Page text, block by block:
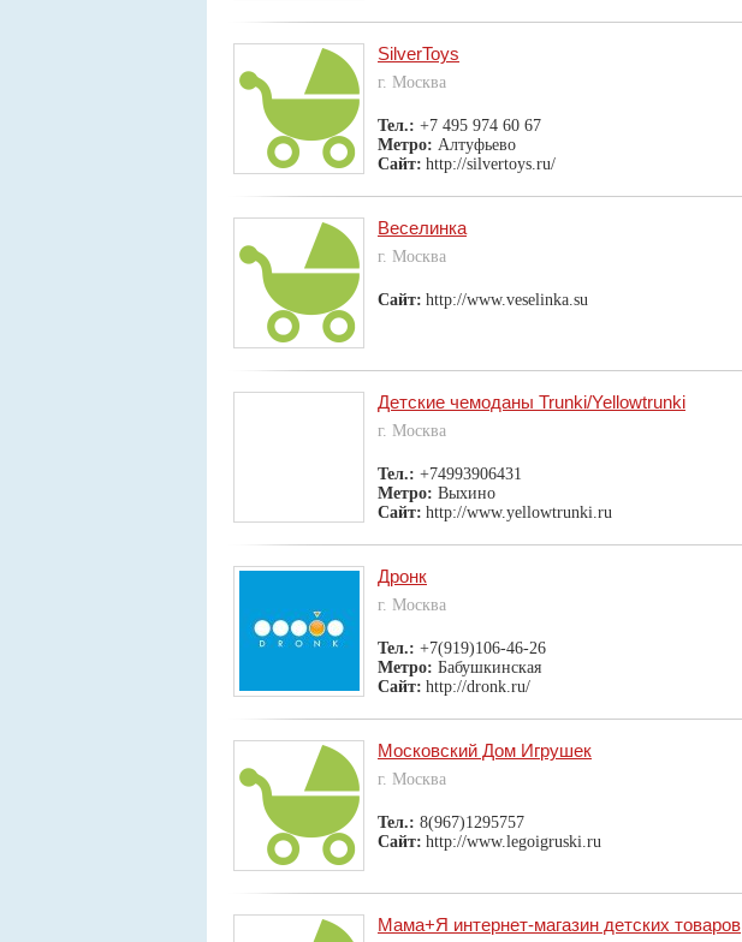
SilverToys
г. Москва
Тел.: +7 495 974 60 67
Метро: Алтуфьево
Сайт: http://silvertoys.ru/
Веселинка
г. Москва
Сайт: http://www.veselinka.su
Детские чемоданы Trunki/Yellowtrunki
г. Москва
Тел.: +74993906431
Метро: Выхино
Сайт: http://www.yellowtrunki.ru
Дронк
г. Москва
Тел.: +7(919)106-46-26
Метро: Бабушкинская
Сайт: http://dronk.ru/
Московский Дом Игрушек
г. Москва
Тел.: 8(967)1295757
Сайт: http://www.legoigruski.ru
Мама+Я интернет-магазин детских товаров